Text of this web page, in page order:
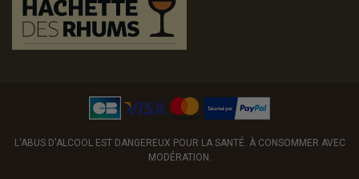
L'ABUS D'ALCOOL EST DANGEREUX POUR LA SANTÉ. À CONSOMMER AVEC
MODÉRATION.